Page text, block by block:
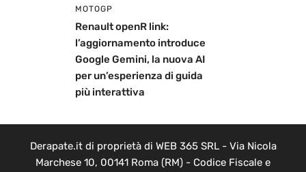
MOTOGP
Renault openR link:
l’aggiornamento introduce
Google Gemini, la nuova AI
per un’esperienza di guida
più interattiva
Derapate.it di proprietà di WEB 365 SRL - Via Nicola
Marchese 10, 00141 Roma (RM) - Codice Fiscale e